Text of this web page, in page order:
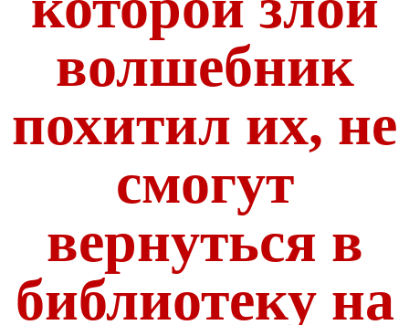
волшебник
похитил их, не
смогут
вернуться в
библиотеку на